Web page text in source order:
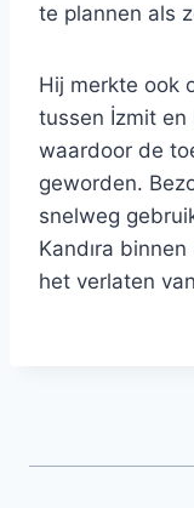
te plannen als
Hij merkte ook
tussen İzmit en
waardoor de
geworden.
snelweg
Kandıra
het verlaten